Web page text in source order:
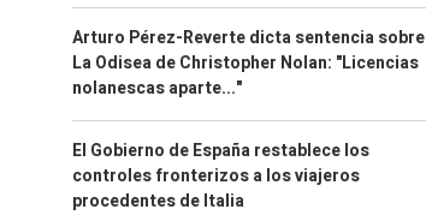
Arturo Pérez-Reverte dicta sentencia sobre
La Odisea de Christopher Nolan: "Licencias
nolanescas aparte..."
El Gobierno de España restablece los
controles fronterizos a los viajeros
procedentes de Italia